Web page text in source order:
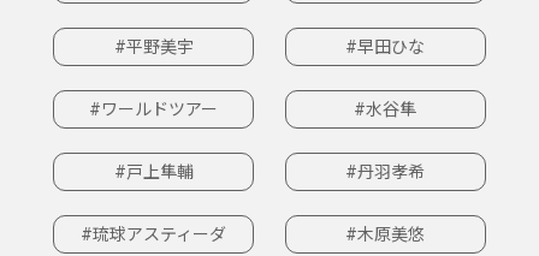
#平野美宇 #早田ひな
#ワールドツアー #水谷隼
#戸上隼輔 #丹羽孝希
#琉球アスティーダ #木原美悠